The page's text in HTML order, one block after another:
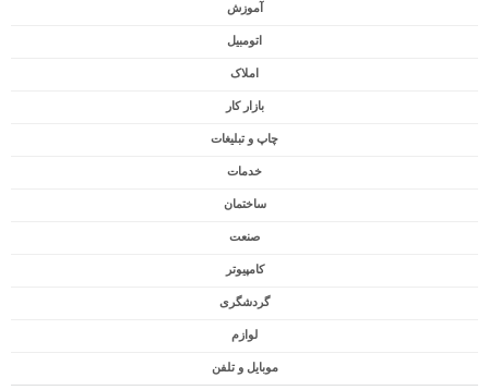
آموزش
اتومبیل
املاک
بازار کار
چاپ و تبلیغات
خدمات
ساختمان
صنعت
کامپیوتر
گردشگری
لوازم
موبایل و تلفن